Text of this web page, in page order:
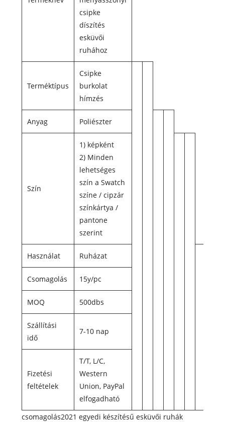
csipke
díszítés
esküvői
ruhához
Terméktípus
Csipke
burkolat
hímzés
Anyag Poliészter
Szín
1) képként
2) Minden
lehetséges
szín a Swatch
színe / cipzár
színkártya /
pantone
szerint
Használat Ruházat
Csomagolás 15y/pc
MOQ 500dbs
Szállítási
idő
7-10 nap
Fizetési
feltételek
T/T, L/C,
Western
Union, PayPal
elfogadható
csomagolás2021 egyedi készítésű esküvői ruhák